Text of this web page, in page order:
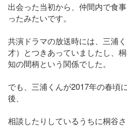
出会った当初から、仲間内で食
ったみたいです。
共演ドラマの放送時には、三浦
才）とつきあっていましたし、
知の間柄という関係でした。
でも、三浦くんが2017年の春頃
後、
相談したりしているうちに桐谷さ